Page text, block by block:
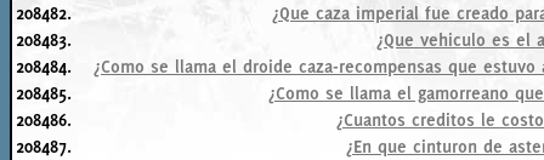
208482.
¿Que caza imperial fue creado
208483.
¿Que vehiculo es el
208484.
¿Como se llama el droide caza-recompensas que
208485.
¿Como se llama el gamorreano
208486.
¿Cuantos creditos le
208487.
¿En que cinturon de